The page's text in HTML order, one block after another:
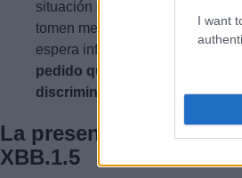
I want
situación del
tomen medidas de precaución
espera información más
pedido que las iniciativas que
discriminatorias».
La presencia creciente
XBB.1.5